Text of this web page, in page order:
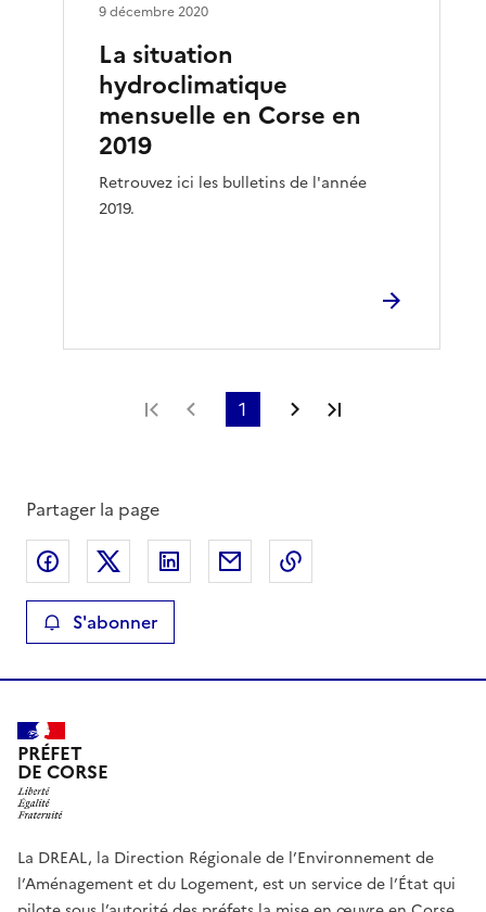
La situation
hydroclimatique
mensuelle en Corse en
2019
Retrouvez ici les bulletins de l'année
2019.
9 décembre 2020
Première page
Page précédente
1 Page suivante
Partager la page
Partager sur Facebook
Partager sur XPartager sur LinkedIn
Partager par email
S'abonner
PRÉFET
DE CORSE
La DREAL, la Direction Régionale de l’Environnement de
l’Aménagement et du Logement, est un service de l’État qui